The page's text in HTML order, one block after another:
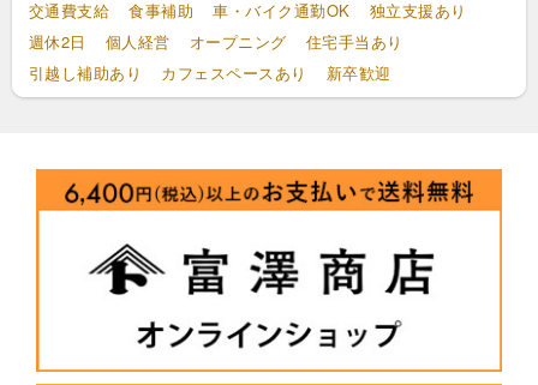
交通費支給
食事補助 車・バイク通勤OK
独立支援あり
週休2日
個人経営 オープニング
住宅手当あり
引越し補助あり
カフェスペースあり 新卒歓迎